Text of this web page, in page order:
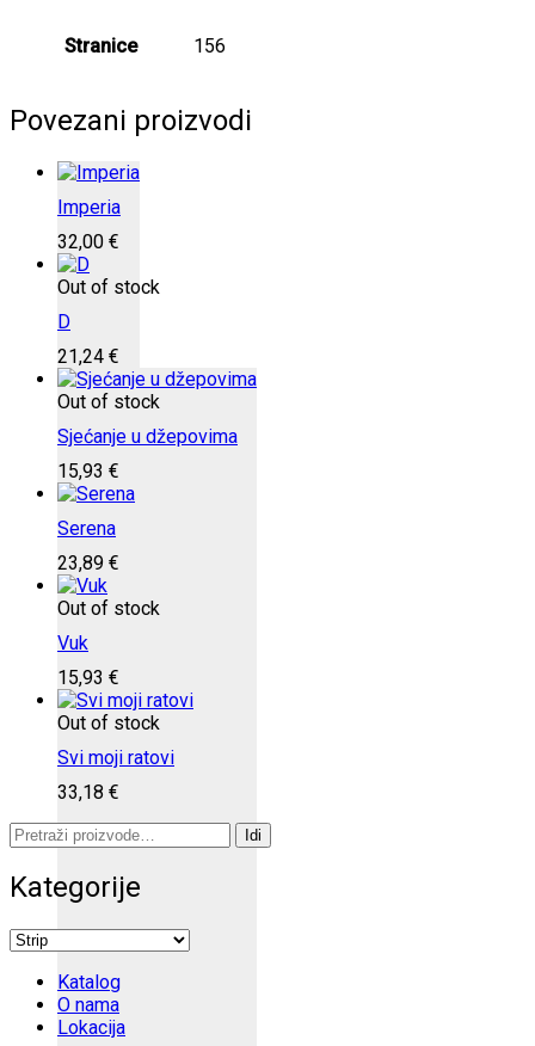
Stranice 156
Povezani proizvodi
Imperia
32,00 €
Out of stock
D
21,24 €
Out of stock
Sjećanje u džepovima
15,93 €
Serena
23,89 €
Out of stock
Vuk
15,93 €
Out of stock
Svi moji ratovi
33,18 €
Pretraži:
Idi
Kategorije
Katalog
O nama
Lokacija